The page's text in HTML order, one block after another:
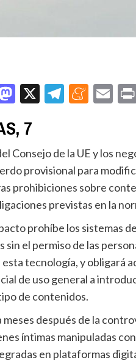
Mastodon
X
7
provisional para
prohibiciones sobre
previstas en la
sin el permiso de las
tecnología, y obligará
de uso general a
de contenidos.
íntimas manipuladas
en plataformas